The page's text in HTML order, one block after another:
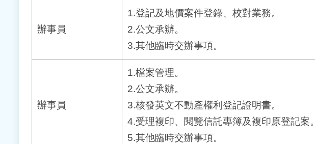
辦事員
1.登記及地價案件登錄、校對業務。
2.公文承辦。
3.其他臨時交辦事項。
辦事員
1.檔案管理。
2.公文承辦。
3.核發英文不動產權利登記證明書。
4.受理複印、閱覽信託專簿及複印原登記案。
5.其他臨時交辦事項。